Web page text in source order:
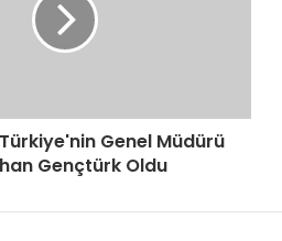
Genel Müdürü
Gençtürk Oldu